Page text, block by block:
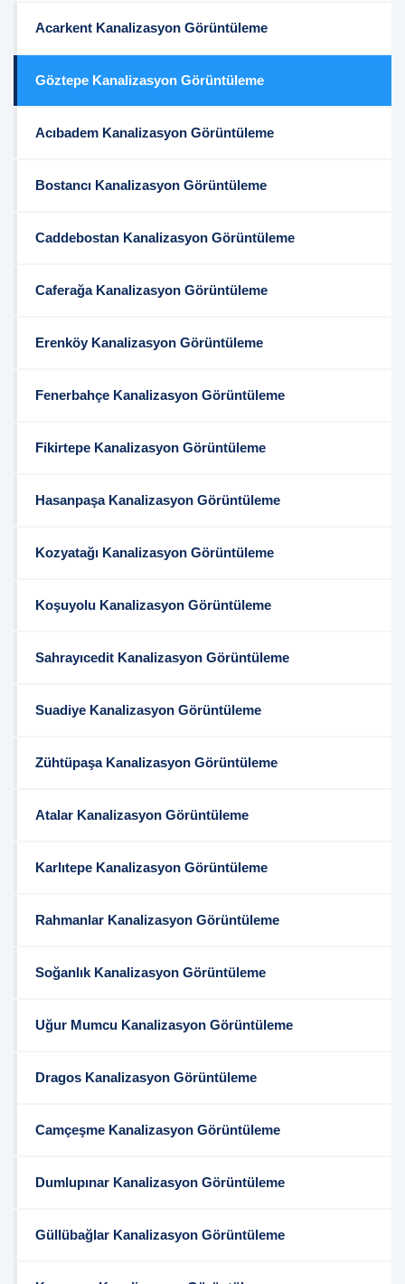
Acarkent Kanalizasyon Görüntüleme
Göztepe Kanalizasyon Görüntüleme
Acıbadem Kanalizasyon Görüntüleme
Bostancı Kanalizasyon Görüntüleme
Caddebostan Kanalizasyon Görüntüleme
Caferağa Kanalizasyon Görüntüleme
Erenköy Kanalizasyon Görüntüleme
Fenerbahçe Kanalizasyon Görüntüleme
Fikirtepe Kanalizasyon Görüntüleme
Hasanpaşa Kanalizasyon Görüntüleme
Kozyatağı Kanalizasyon Görüntüleme
Koşuyolu Kanalizasyon Görüntüleme
Sahrayıcedit Kanalizasyon Görüntüleme
Suadiye Kanalizasyon Görüntüleme
Zühtüpaşa Kanalizasyon Görüntüleme
Atalar Kanalizasyon Görüntüleme
Karlıtepe Kanalizasyon Görüntüleme
Rahmanlar Kanalizasyon Görüntüleme
Soğanlık Kanalizasyon Görüntüleme
Uğur Mumcu Kanalizasyon Görüntüleme
Dragos Kanalizasyon Görüntüleme
Camçeşme Kanalizasyon Görüntüleme
Dumlupınar Kanalizasyon Görüntüleme
Güllübağlar Kanalizasyon Görüntüleme